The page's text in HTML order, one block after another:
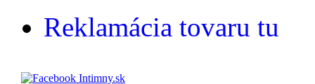
Reklamácia tovaru tu